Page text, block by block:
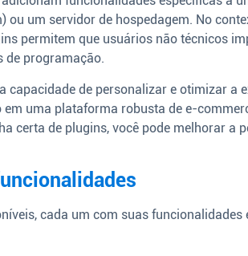
ou um servidor de hospedagem. No
permitem que usuários não técnicos
de programação.
capacidade de personalizar e otimizar a
uma plataforma robusta de e-
certa de plugins, você pode melhorar a
cada um com suas funcionalidades